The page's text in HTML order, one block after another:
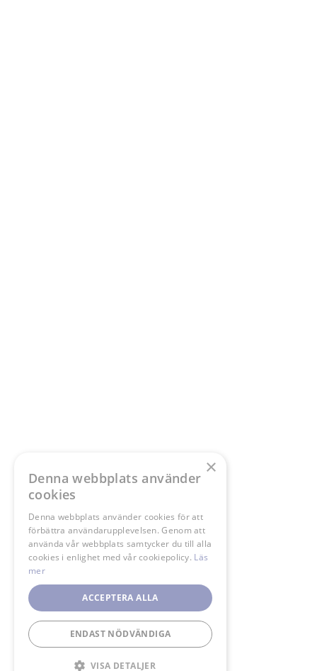
×
Denna webbplats använder
cookies
Denna webbplats använder cookies för att
förbättra användarupplevelsen. Genom att
använda vår webbplats samtycker du till alla
cookies i enlighet med vår cookiepolicy. Läs
mer
ACCEPTERA ALLA
ENDAST NÖDVÄNDIGA
VISA DETALJER